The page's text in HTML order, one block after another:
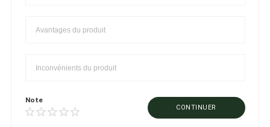
Note
CONTINUER